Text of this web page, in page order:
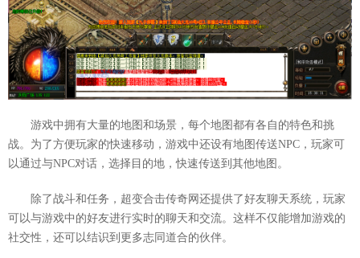
游戏中拥有大量的地图和场景，每个地图都有各自的特色和挑
战。为了方便玩家的快速移动，游戏中还设有地图传送NPC，玩家可
以通过与NPC对话，选择目的地，快速传送到其他地图。
除了战斗和任务，超变合击传奇网还提供了好友聊天系统，玩家
可以与游戏中的好友进行实时的聊天和交流。这样不仅能增加游戏的
社交性，还可以结识到更多志同道合的伙伴。